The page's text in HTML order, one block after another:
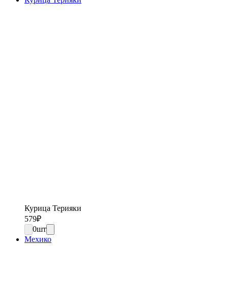
Курица Терияки
579₽
0шт
Мехико